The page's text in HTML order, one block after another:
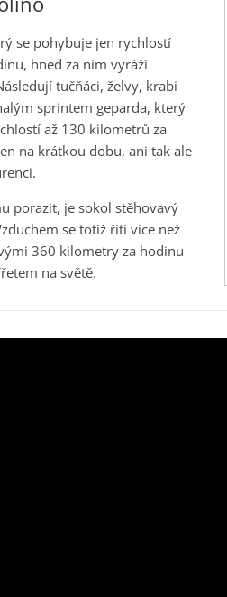
se pohybuje jen rychlostí
hned za ním vyráží
tučňáci, želvy, krabi
sprintem geparda, který
až 130 kilometrů za
na krátkou dobu, ani tak ale
porazit, je sokol stěhovavý
se totiž řítí více než
360 kilometry za hodinu
na světě.